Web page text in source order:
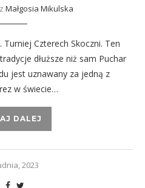
Małgosia Mikulska
Czterech Skoczni. Ten
dłuższe niż sam Puchar
jest uznawany za jedną z
w świecie…
DALEJ
2023